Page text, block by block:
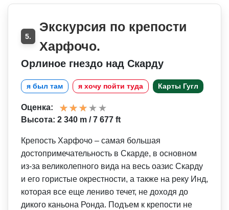
5.
Экскурсия по крепости
Харфочо.
Орлиное гнездо над Скарду
я был там я хочу пойти туда Карты Гугл
Оценка:
Высота: 2 340 m / 7 677 ft
Крепость Харфочо – самая большая
достопримечат­ельность в Скарде, в основном
из-за великолепного вида на весь оазис Скарду
и его гористые окрестности, а также на реку Инд,
которая все еще лениво течет, не доходя до
дикого каньона Ронда. Подъем к крепости не